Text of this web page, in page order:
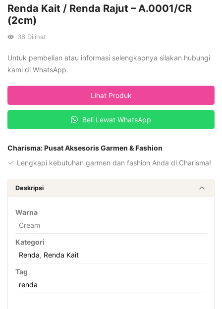
Renda Kait / Renda Rajut – A.0001/CR
(2cm)
36 Dilihat
Untuk pembelian atau informasi selengkapnya silakan hubungi
kami di WhatsApp.
Lihat Produk
Beli Lewat WhatsApp
Charisma: Pusat Aksesoris Garmen & Fashion
Lengkapi kebutuhan garmen dan fashion Anda di Charisma!
Deskripsi
Warna
Cream
Kategori
Renda, Renda Kait
Tag
renda